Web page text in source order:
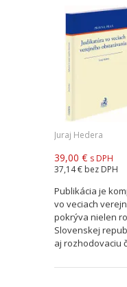
Juraj Hedera
39,00 € s DPH
37,14 € bez DPH
Publikácia je
vo veciach
pokrýva nielen
Slovenskej
aj rozhodovaciu